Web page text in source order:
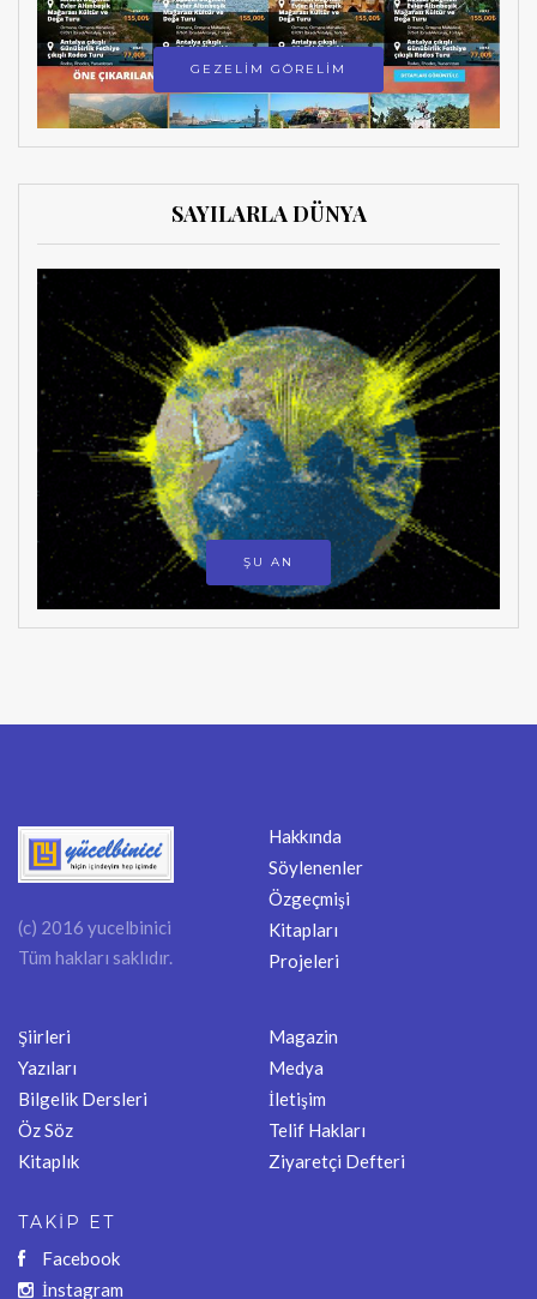
GEZELİM GÖRELİM
SAYILARLA DÜNYA
ŞU AN
(c) 2016 yucelbinici
Tüm hakları saklıdır.
Hakkında
Söylenenler
Özgeçmişi
Kitapları
Projeleri
Şiirleri
Yazıları
Bilgelik Dersleri
Öz Söz
Kitaplık
Magazin
Medya
İletişim
Telif Hakları
Ziyaretçi Defteri
TAKİP ET
Facebook
İnstagram